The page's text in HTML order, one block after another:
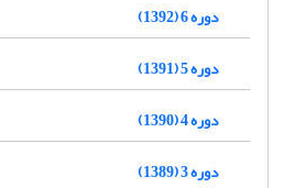
دوره 6 (1392)
دوره 5 (1391)
دوره 4 (1390)
دوره 3 (1389)